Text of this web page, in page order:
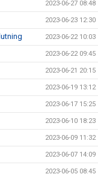
2023-06-27 08:48
2023-06-23 12:30
2023-06-22 10:03
2023-06-22 09:45
2023-06-21 20:15
2023-06-19 13:12
2023-06-17 15:25
2023-06-10 18:23
2023-06-09 11:32
2023-06-07 14:09
2023-06-05 08:45